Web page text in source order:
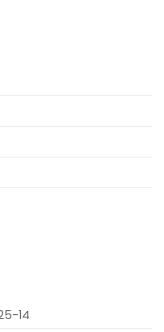
14